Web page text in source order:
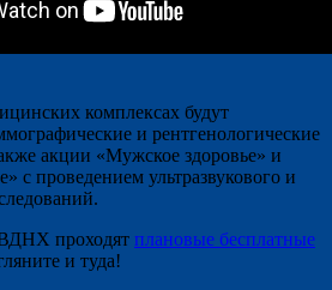
комплексах будут
и рентгенологические
акции «Мужское здоровье» и
с проведением ультразвукового и
проходят плановые бесплатные
и туда!